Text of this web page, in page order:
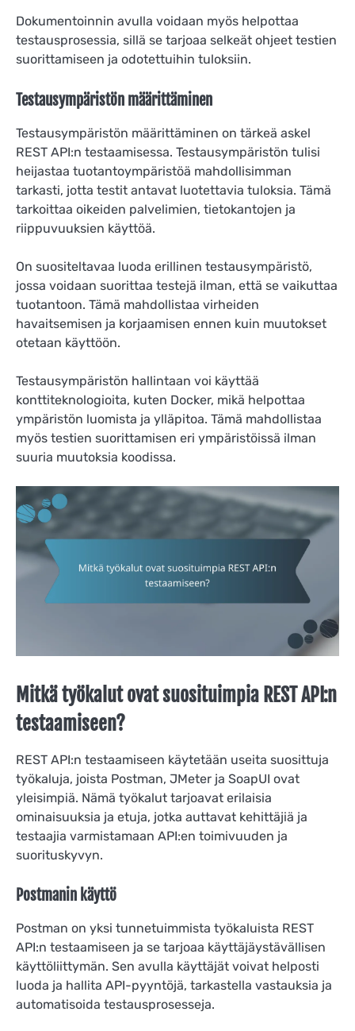
Dokumentoinnin avulla voidaan myös helpottaa
testausprosessia, sillä se tarjoaa selkeät ohjeet testien
suorittamiseen ja odotettuihin tuloksiin.
Testausympäristön määrittäminen
Testausympäristön määrittäminen on tärkeä askel
REST API:n testaamisessa. Testausympäristön tulisi
heijastaa tuotantoympäristöä mahdollisimman
tarkasti, jotta testit antavat luotettavia tuloksia. Tämä
tarkoittaa oikeiden palvelimien, tietokantojen ja
riippuvuuksien käyttöä.
On suositeltavaa luoda erillinen testausympäristö,
jossa voidaan suorittaa testejä ilman, että se vaikuttaa
tuotantoon. Tämä mahdollistaa virheiden
havaitsemisen ja korjaamisen ennen kuin muutokset
otetaan käyttöön.
Testausympäristön hallintaan voi käyttää
konttiteknologioita, kuten Docker, mikä helpottaa
ympäristön luomista ja ylläpitoa. Tämä mahdollistaa
myös testien suorittamisen eri ympäristöissä ilman
suuria muutoksia koodissa.
Mitkä työkalut ovat suosituimpia REST API:n
testaamiseen?
REST API:n testaamiseen käytetään useita suosittuja
työkaluja, joista Postman, JMeter ja SoapUI ovat
yleisimpiä. Nämä työkalut tarjoavat erilaisia
ominaisuuksia ja etuja, jotka auttavat kehittäjiä ja
testaajia varmistamaan API:en toimivuuden ja
suorituskyvyn.
Postmanin käyttö
Postman on yksi tunnetuimmista työkaluista REST
API:n testaamiseen ja se tarjoaa käyttäjäystävällisen
käyttöliittymän. Sen avulla käyttäjät voivat helposti
luoda ja hallita API-pyyntöjä, tarkastella vastauksia ja
automatisoida testausprosesseja.